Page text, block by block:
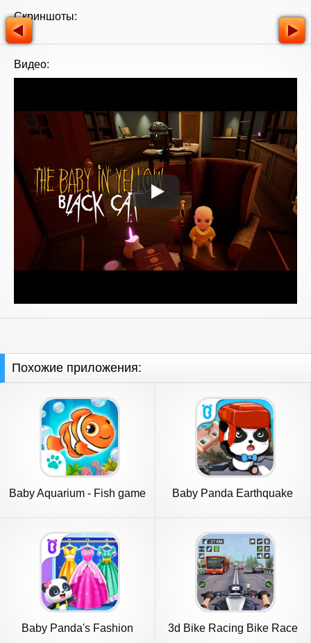
Скриншоты:
Видео:
Похожие приложения:
Baby Aquarium - Fish game
Baby Panda Earthquake
Baby Panda's Fashion
3d Bike Racing Bike Race